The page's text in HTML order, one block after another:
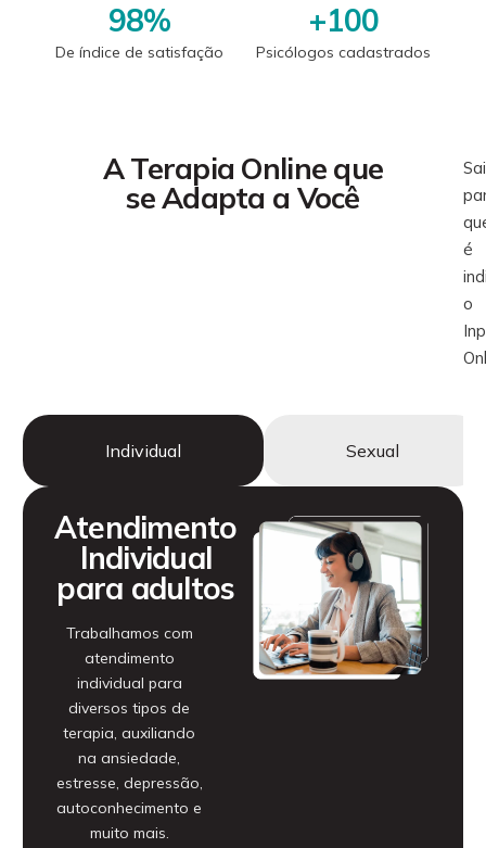
98%
De índice de satisfação
+100
Psicólogos cadastrados
A Terapia Online que
se Adapta a Você
é
o
Individual Sexual
Atendimento
Individual
para adultos
Trabalhamos com
atendimento
individual para
diversos tipos de
terapia, auxiliando
na ansiedade,
estresse, depressão,
autoconhecimento e
muito mais.